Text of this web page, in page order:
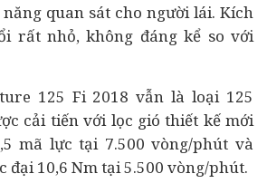
quan sát cho người lái. Kích
rất nhỏ, không đáng kể so với
125 Fi 2018 vẫn là loại 125
cải tiến với lọc gió thiết kế mới
mã lực tại 7.500 vòng/phút và
đại 10,6 Nm tại 5.500 vòng/phút.